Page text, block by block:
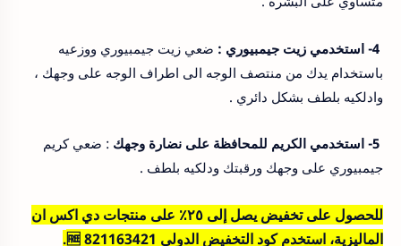
4- استخدمي زيت جيمبيوري :
ضعي زيت جيمبيوري ووزعيه
باستخدام يدك من منتصف الوجه الى اطراف الوجه على وجهك ،
وادلكيه بلطف بشكل دائري .
5- استخدمي الكريم للمحافظة على نضارة وجهك
: ضعي كريم
جيمبيوري على وجهك ورقبتك ودلكيه بلطف .
للحصول على تخفيض يصل إلى ٢٥٪ على منتجات دي اكس ان
الماليزية، استخدم كود التخفيض الدولي 🆓 821163421
.